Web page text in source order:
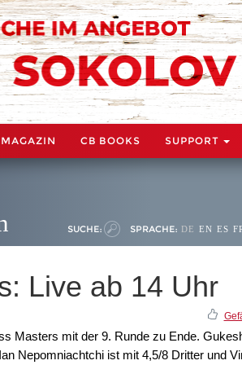
CB BOOKS SUPPORT
SUCHE: SPRACHE: DE EN ES
Live ab 14 Uhr
Masters mit der 9. Runde zu Ende.
Nepomniachtchi ist mit 4,5/8 Dritter und